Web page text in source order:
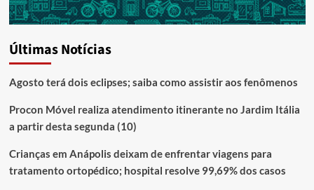
Últimas Notícias
Agosto terá dois eclipses; saiba como assistir aos fenômenos
Procon Móvel realiza atendimento itinerante no Jardim Itália
a partir desta segunda (10)
Crianças em Anápolis deixam de enfrentar viagens para
tratamento ortopédico; hospital resolve 99,69% dos casos